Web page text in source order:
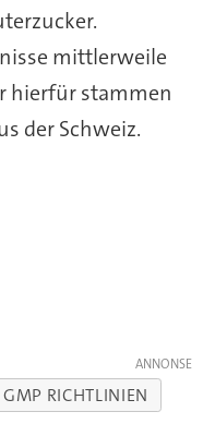
mittlerweile
hierfür stammen
der Schweiz.
GMP RICHTLINIEN